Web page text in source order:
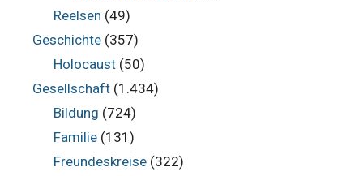
Reelsen (49)
Geschichte (357)
Holocaust(50)
Gesellschaft (1.434)
Bildung (724)
Familie(131)
Freundeskreise(322)